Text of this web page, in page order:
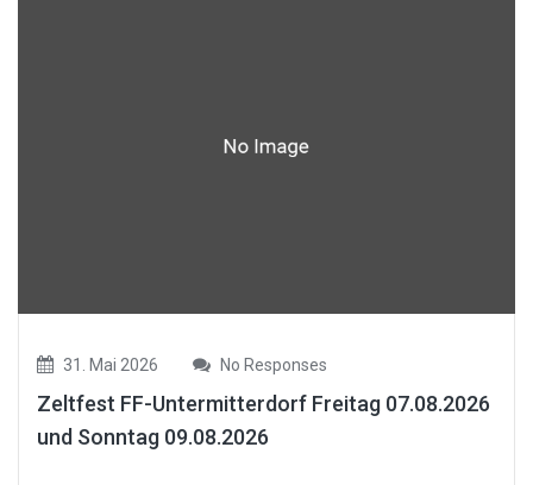
31. Mai 2026 No Responses
Zeltfest FF-Untermitterdorf Freitag 07.08.2026
und Sonntag 09.08.2026